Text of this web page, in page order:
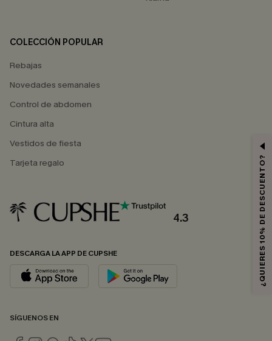
COLECCIÓN POPULAR
Rebajas
Novedades semanales
Control de abdomen
Cintura alta
Vestidos de fiesta
Tarjeta regalo
4.3
DESCARGA LA APP DE CUPSHE
SÍGUENOS EN
¿QUIERES 10% DE DESCUENTO?